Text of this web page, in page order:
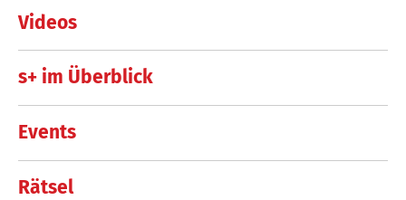
Videos
s+ im Überblick
Events
Rätsel